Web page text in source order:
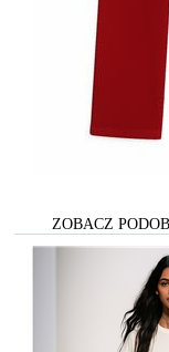
ZOBACZ